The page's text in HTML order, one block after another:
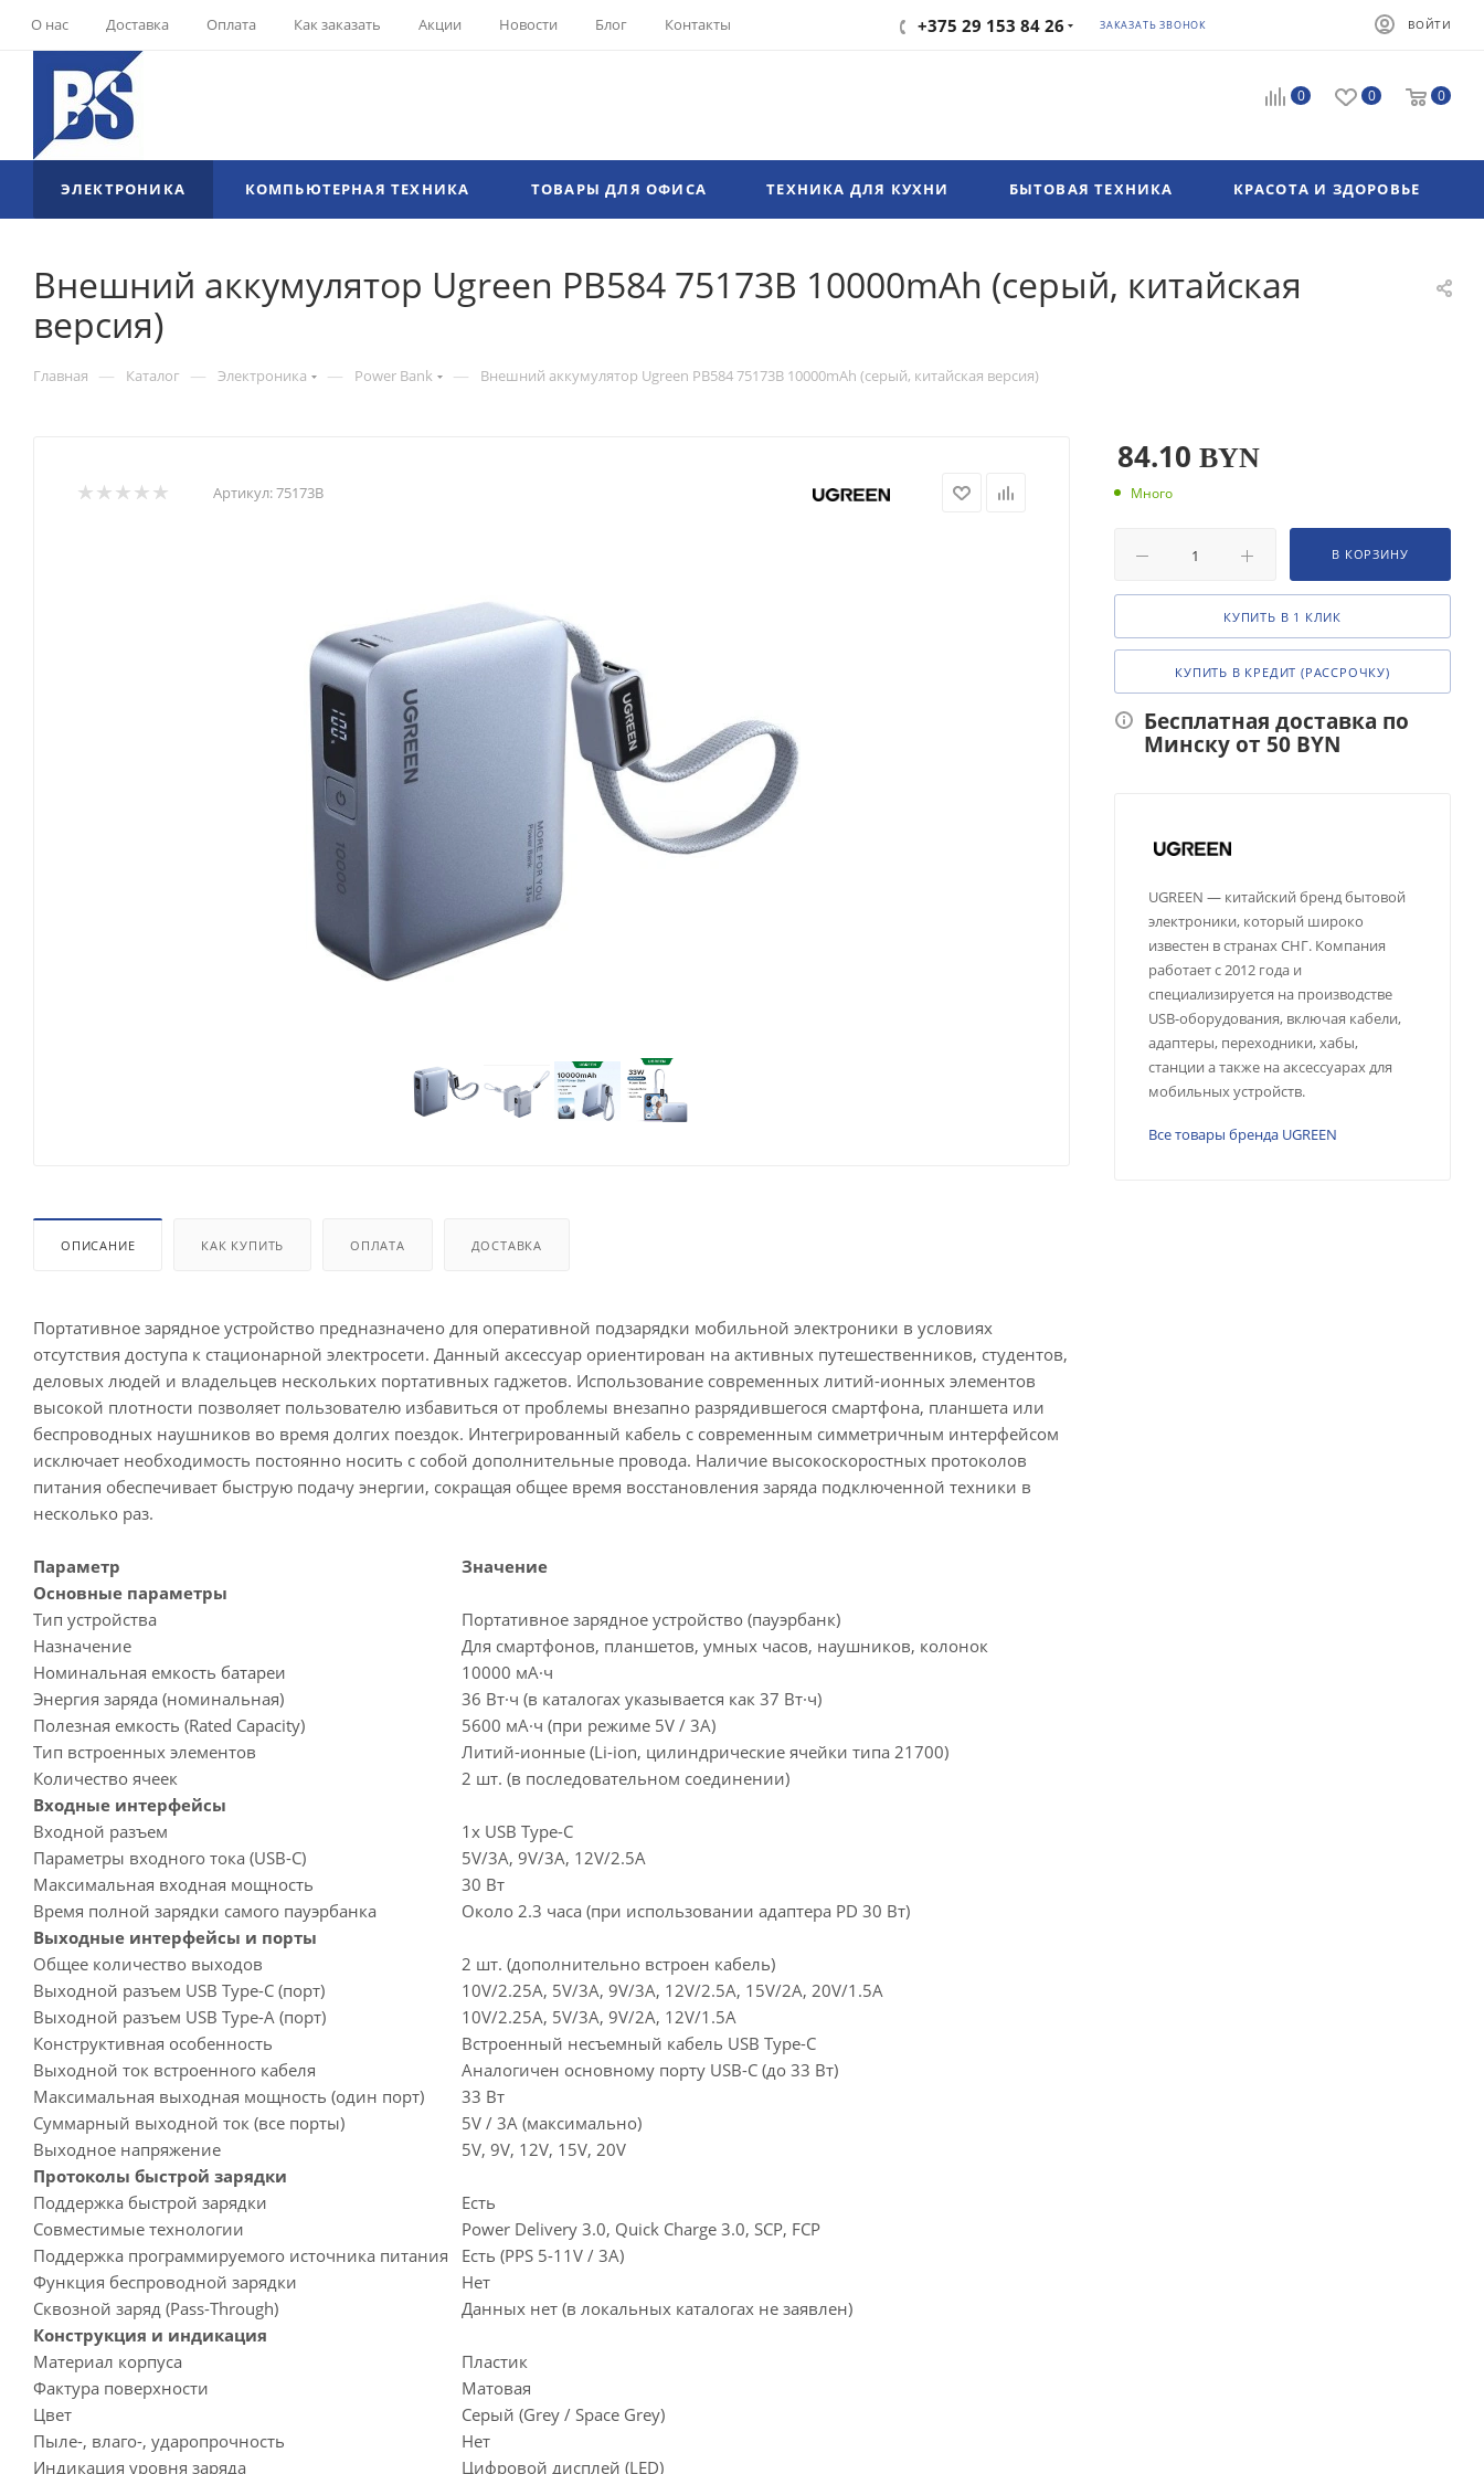
О нас Доставка Оплата Как заказать Акции Новости Блог Контакты +375 29 153 84 26 ЗАКАЗАТЬ ЗВОНОК ВОЙТИ
0 0 0
ЭЛЕКТРОНИКА КОМПЬЮТЕРНАЯ ТЕХНИКА ТОВАРЫ ДЛЯ ОФИСА ТЕХНИКА ДЛЯ КУХНИ БЫТОВАЯ ТЕХНИКА КРАСОТА И ЗДОРОВЬЕ
Внешний аккумулятор Ugreen PB584 75173B 10000mAh (серый, китайская
версия)
Главная — Каталог — Электроника — Power Bank — Внешний аккумулятор Ugreen PB584 75173B 10000mAh (серый, китайская версия)
Артикул:75173B
ОПИСАНИЕ КАК КУПИТЬ ОПЛАТА ДОСТАВКА
Портативное зарядное устройство предназначено для оперативной подзарядки мобильной электроники в условиях
отсутствия доступа к стационарной электросети. Данный аксессуар ориентирован на активных путешественников, студентов,
деловых людей и владельцев нескольких портативных гаджетов. Использование современных литий-ионных элементов
высокой плотности позволяет пользователю избавиться от проблемы внезапно разрядившегося смартфона, планшета или
беспроводных наушников во время долгих поездок. Интегрированный кабель с современным симметричным интерфейсом
исключает необходимость постоянно носить с собой дополнительные провода. Наличие высокоскоростных протоколов
питания обеспечивает быструю подачу энергии, сокращая общее время восстановления заряда подключенной техники в
несколько раз.
Параметр
Значение
Основные параметры
Тип устройства
Портативное зарядное устройство (пауэрбанк)
Назначение
Для смартфонов, планшетов, умных часов, наушников, колонок
Номинальная емкость батареи
10000 мА·ч
Энергия заряда (номинальная)
36 Вт·ч (в каталогах указывается как 37 Вт·ч)
Полезная емкость (Rated Capacity)
5600 мА·ч (при режиме 5V / 3A)
Тип встроенных элементов
Литий-ионные (Li-ion, цилиндрические ячейки типа 21700)
Количество ячеек
2 шт. (в последовательном соединении)
Входные интерфейсы
Входной разъем
1x USB Type-C
Параметры входного тока (USB-C)
5V/3A, 9V/3A, 12V/2.5A
Максимальная входная мощность
30 Вт
Время полной зарядки самого пауэрбанка
Около 2.3 часа (при использовании адаптера PD 30 Вт)
Выходные интерфейсы и порты
Общее количество выходов
2 шт. (дополнительно встроен кабель)
Выходной разъем USB Type-C (порт)
10V/2.25A, 5V/3A, 9V/3A, 12V/2.5A, 15V/2A, 20V/1.5A
Выходной разъем USB Type-A (порт)
10V/2.25A, 5V/3A, 9V/2A, 12V/1.5A
Конструктивная особенность
Встроенный несъемный кабель USB Type-C
Выходной ток встроенного кабеля
Аналогичен основному порту USB-C (до 33 Вт)
Максимальная выходная мощность (один порт)
33 Вт
Суммарный выходной ток (все порты)
5V / 3A (максимально)
Выходное напряжение
5V, 9V, 12V, 15V, 20V
Протоколы быстрой зарядки
Поддержка быстрой зарядки
Есть
Совместимые технологии
Power Delivery 3.0, Quick Charge 3.0, SCP, FCP
Поддержка программируемого источника питания Есть (PPS 5-11V / 3A)
Функция беспроводной зарядки
Нет
Сквозной заряд (Pass-Through)
Данных нет (в локальных каталогах не заявлен)
Конструкция и индикация
Материал корпуса
Пластик
Фактура поверхности
Матовая
Цвет
Серый (Grey / Space Grey)
Пыле-, влаго-, ударопрочность
Нет
Индикация уровня заряда
Цифровой дисплей (LED)
84.10 BYN
Много
В КОРЗИНУ
КУПИТЬ В 1 КЛИК
КУПИТЬ В КРЕДИТ (РАССРОЧКУ)
Бесплатная доставка по
Минску от 50 BYN
UGREEN — китайский бренд бытовой
электроники, который широко
известен в странах СНГ. Компания
работает с 2012 года и
специализируется на производстве
USB-оборудования, включая кабели,
адаптеры, переходники, хабы,
станции а также на аксессуарах для
мобильных устройств.
Все товары бренда UGREEN